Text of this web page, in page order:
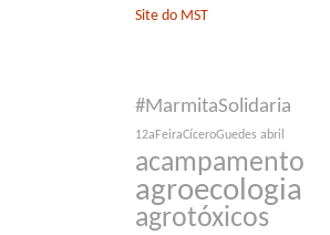
Site do MST
#MarmitaSolidaria
12aFeiraCíceroGuedes abril
acampamento
agroecologia
agrotóxicos